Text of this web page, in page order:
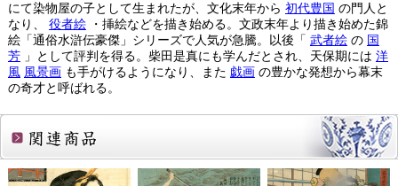
にて染物屋の子として生まれたが、文化末年から 初代豊国 の門人と
なり、 役者絵・挿絵などを描き始める。文政末年より描き始めた錦
絵「通俗水滸伝豪傑」シリーズで人気が急騰。以後「 武者絵の 国
芳」として評判を得る。柴田是真にも学んだとされ、天保期には 洋
風 風景画も手がけるようになり、また 戯画の豊かな発想から幕末
の奇才と呼ばれる。
関連商品